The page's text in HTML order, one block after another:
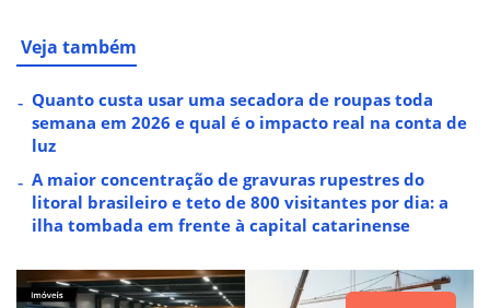
Veja também
Quanto custa usar uma secadora de roupas toda
semana em 2026 e qual é o impacto real na conta de
luz
A maior concentração de gravuras rupestres do
litoral brasileiro e teto de 800 visitantes por dia: a
ilha tombada em frente à capital catarinense